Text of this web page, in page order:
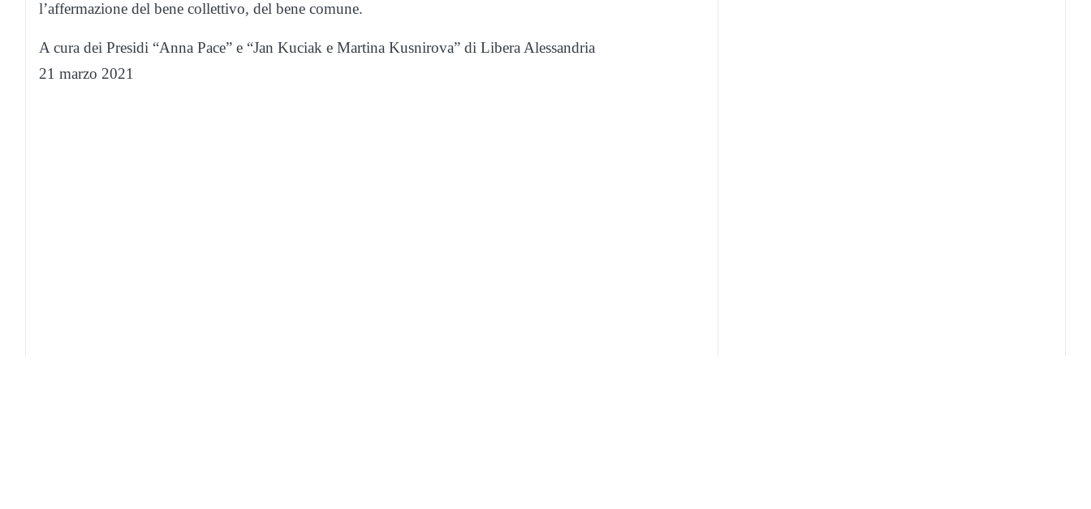
l’affermazione del bene collettivo, del bene comune.
A cura dei Presidi “Anna Pace” e “Jan Kuciak e Martina Kusnirova” di Libera Alessandria
21 marzo 2021